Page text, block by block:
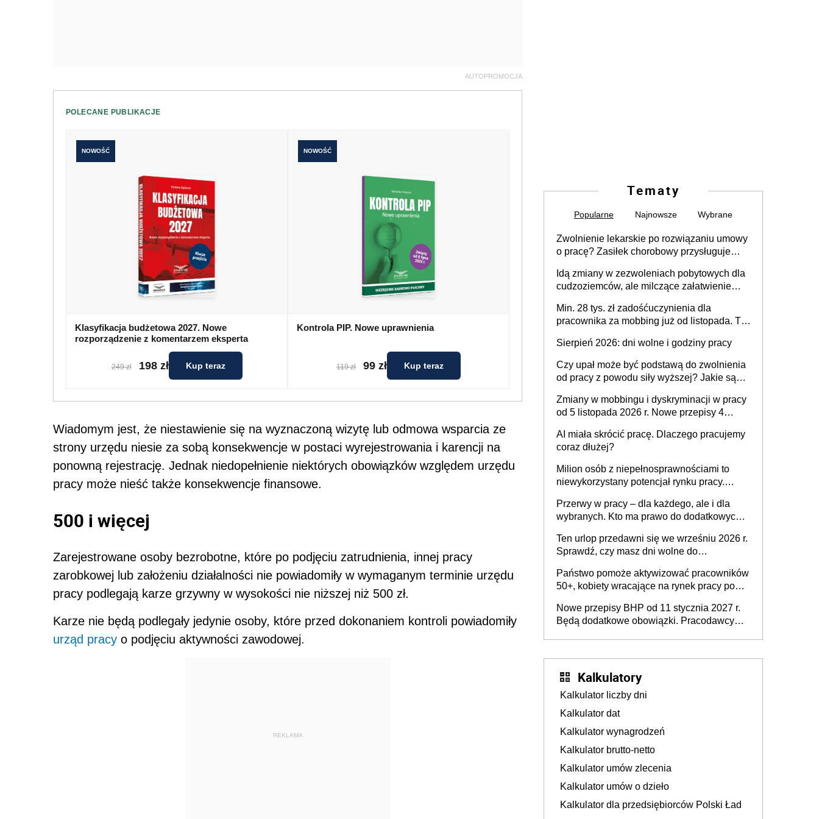
AUTOPROMOCJA
POLECANE PUBLIKACJE
NOWOŚĆ
Klasyfikacja budżetowa 2027. Nowe
rozporządzenie z komentarzem eksperta
249 zł 198 zł Kup teraz
NOWOŚĆ
Kontrola PIP. Nowe uprawnienia
119 zł 99 zł Kup teraz
Wiadomym jest, że niestawienie się na wyznaczoną wizytę lub odmowa wsparcia ze
strony urzędu niesie za sobą konsekwencje w postaci wyrejestrowania i karencji na
ponowną rejestrację. Jednak niedopełnienie niektórych obowiązków względem urzędu
pracy może nieść także konsekwencje finansowe.
500 i więcej
Zarejestrowane osoby bezrobotne, które po podjęciu zatrudnienia, innej pracy
zarobkowej lub założeniu działalności nie powiadomiły w wymaganym terminie urzędu
pracy podlegają karze grzywny w wysokości nie niższej niż 500 zł.
Karze nie będą podlegały jedynie osoby, które przed dokonaniem kontroli powiadomiły
urząd pracy o podjęciu aktywności zawodowej.
REKLAMA
Tematy
Popularne Najnowsze Wybrane
Zwolnienie lekarskie po rozwiązaniu umowy
o pracę? Zasiłek chorobowy przysługuje
dni od ustania stosunku pracy
Idą zmiany w zezwoleniach pobytowych dla
cudzoziemców, ale milczące załatwienie
Min. 28 tys. zł zadośćuczynienia dla
pracownika za mobbing już od listopada. To
zespołu
Sierpień 2026: dni wolne i godziny pracy
Czy upał może być podstawą do zwolnienia
od pracy z powodu siły wyższej? Jakie są
Zmiany w mobbingu i dyskryminacji w pracy
od 5 listopada 2026 r. Nowe przepisy 4
Ustaw
AI miała skrócić pracę. Dlaczego pracujemy
coraz dłużej?
Milion osób z niepełnosprawnościami to
niewykorzystany potencjał rynku pracy.
dofinansowań czy refundacji, ale bariery po
stronie systemu i świadomości
pracodawców [WYWIAD]
Przerwy w pracy – dla każdego, ale i dla
wybranych. Kto ma prawo do dodatkowych
Ten urlop przedawni się we wrześniu 2026 r.
Sprawdź, czy masz dni wolne do
Państwo pomoże aktywizować pracowników
50+, kobiety wracające na rynek pracy po
osoby neuroatypowe. Powstanie Fundusz
na rzecz Inkluzywności w Zatrudnianiu?
Nowe przepisy BHP od 11 stycznia 2027 r.
Będą dodatkowe obowiązki. Pracodawcy
Kalkulatory
Kalkulator liczby dni
Kalkulator dat
Kalkulator wynagrodzeń
Kalkulator brutto-netto
Kalkulator umów zlecenia
Kalkulator umów o dzieło
Kalkulator dla przedsiębiorców Polski Ład